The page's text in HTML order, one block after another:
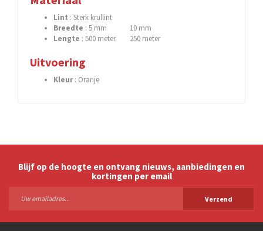
Lint : Sterk krullint
Breedte : 5 mm 10 mm
Lengte : 500 meter 250 meter
Uitvoering
Kleur: Oranje
Blijf op de hoogte en ontvang nieuws, aanbiedingen en
kortingen per email
Verzend